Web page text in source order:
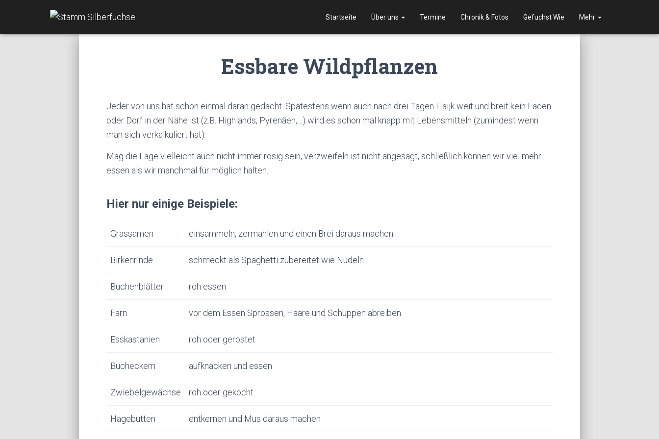
Startseite Über uns Termine Chronik & Fotos Gefuchst Wie Mehr
Essbare Wildpflanzen
Jeder von uns hat schon einmal daran gedacht. Spätestens wenn auch nach drei Tagen Haijk weit und breit kein Laden
oder Dorf in der Nähe ist (z.B. Highlands, Pyrenäen,…) wird es schon mal knapp mit Lebensmitteln (zumindest wenn
man sich verkalkuliert hat).
Mag die Lage vielleicht auch nicht immer rosig sein, verzweifeln ist nicht angesagt, schließlich können wir viel mehr
essen als wir manchmal für möglich halten.
Hier nur einige Beispiele:
Grassamen einsammeln, zermahlen und einen Brei daraus machen
Birkenrinde schmeckt als Spaghetti zubereitet wie Nudeln
Buchenblätter roh essen
Farn vor dem Essen Sprossen, Haare und Schuppen abreiben
Esskastanien roh oder geröstet
Bucheckern aufknacken und essen
Zwiebelgewächse roh oder gekocht
Hagebutten entkernen und Mus daraus machen